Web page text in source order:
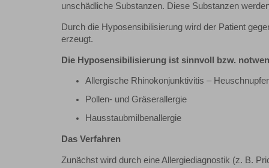
unschädliche Substanzen. Diese Substanzen
Durch die Hyposensibilisierung wird der Patient
erzeugt.
Die Hyposensibilisierung ist sinnvoll bzw.
Allergische Rhinokonjunktivitis –
Pollen- und Gräserallergie
Hausstaubmilbenallergie
Das Verfahren
Zunächst wird durch eine Allergiediagnostik (z. B.